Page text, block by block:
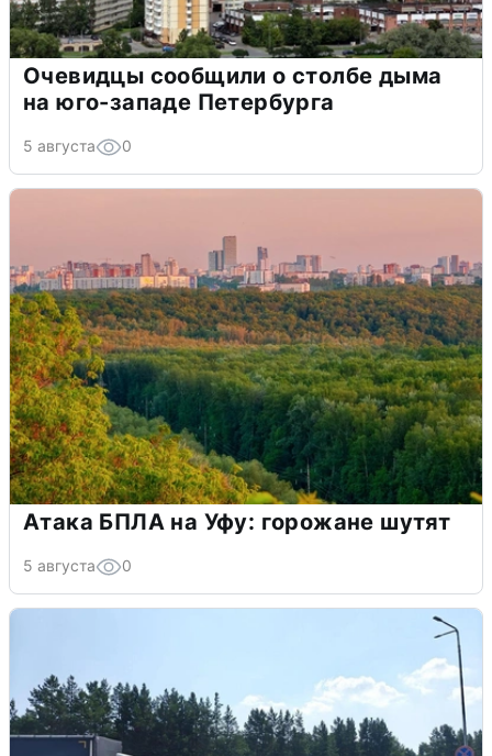
Очевидцы сообщили о столбе дыма
на юго-западе Петербурга
5 августа 0
Атака БПЛА на Уфу: горожане шутят
5 августа 0